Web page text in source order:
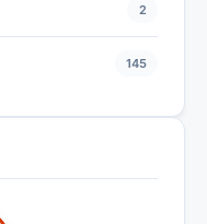
2
145